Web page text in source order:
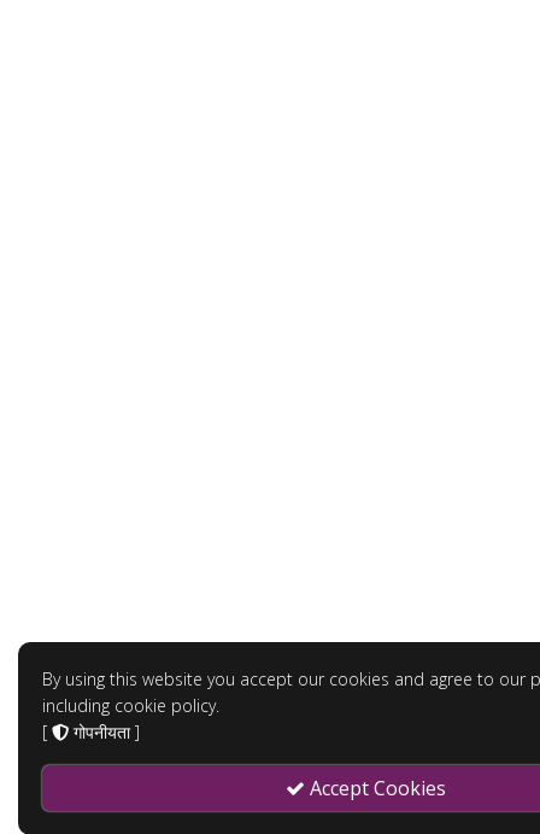
By using this website you accept our cookies and agree to our
including cookie policy.
[
गोपनीयता]
Accept Cookies